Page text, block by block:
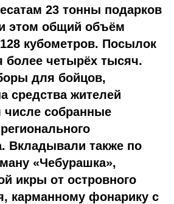
23 тонны подарков
этом общий объём
кубометров. Посылок
более четырёх тысяч.
для бойцов,
средства жителей
числе собранные
Вкладывали также по
«Чебурашка»,
икры от островного
карманному фонарику с